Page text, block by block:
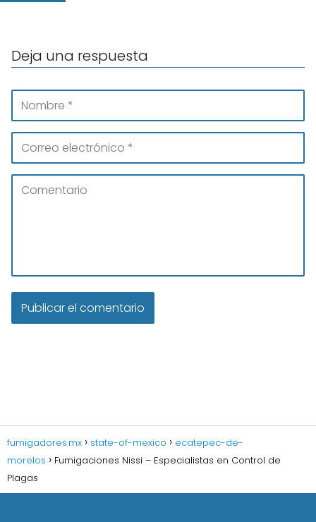
Deja una respuesta
fumigadores.mx state-of-mexico
ecatepec-de-
morelos
Fumigaciones Nissi – Especialistas en Control de
Plagas